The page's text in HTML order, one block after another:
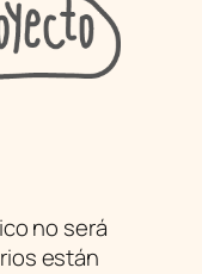
no será
están